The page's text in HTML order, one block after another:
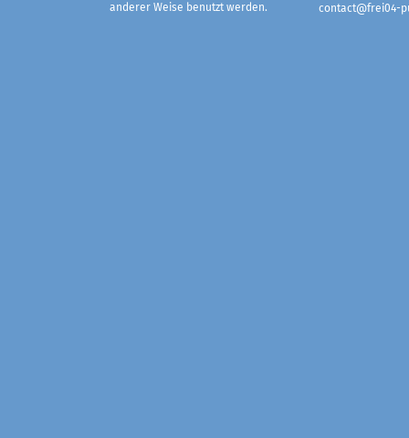
anderer Weise benutzt werden.
contact@frei04-